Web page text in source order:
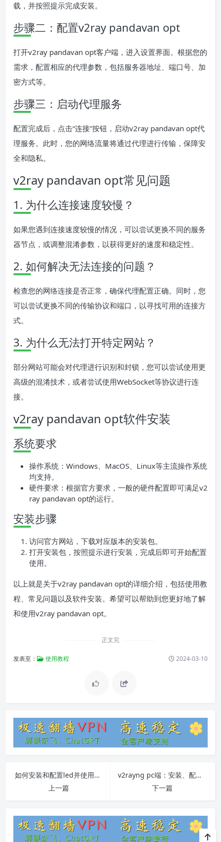
载，并按照提示完成安装。
步骤二：配置v2ray pandavan opt
打开v2ray pandavan opt客户端，进入设置界面。根据您的
需求，配置相应的代理参数，包括服务器地址、端口号、加
密方式等。
步骤三：启动代理服务
配置完成后，点击“连接”按钮，启动v2ray pandavan opt代
理服务。此时，您的网络流量将通过代理进行传输，保障安
全和隐私。
v2ray pandavan opt常见问题
1. 为什么连接速度较慢？
如果您遇到连接速度较慢的情况，可以尝试更换不同的服务
器节点，或调整混淆参数，以获得更好的速度和稳定性。
2. 如何解决无法连接的问题？
检查您的网络连接是否正常，确保代理配置正确。同时，您
可以尝试更换不同的传输协议和端口，以寻找可用的连接方
式。
3. 为什么无法打开特定网站？
部分网站可能会对代理进行识别和封锁，您可以尝试使用更
高级的混淆技术，或者尝试使用WebSocket等协议进行连
接。
v2ray pandavan opt软件安装
系统要求
操作系统：Windows、MacOS、Linux等主流操作系统
均支持。
硬件要求：根据官方要求，一般的硬件配置即可满足v2
ray pandavan opt的运行。
安装步骤
访问官方网站，下载对应版本的安装包。
打开安装包，按照提示进行安装，完成后即可开始配置
使用。
以上就是关于v2ray pandavan opt的详细介绍，包括使用教
程、常见问题以及软件安装。希望可以帮助到您更好地了解
和使用v2ray pandavan opt。
正文完
发表至： 使用教程 2024-03-10
如何安装和配置led并使用v2ray进行科学上网
上一篇
v2rayng pc端：安装、配置和使用教程
下一篇